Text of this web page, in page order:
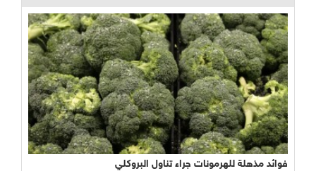
فوائد مذهلة للهرمونات جراء تناول البروكلي